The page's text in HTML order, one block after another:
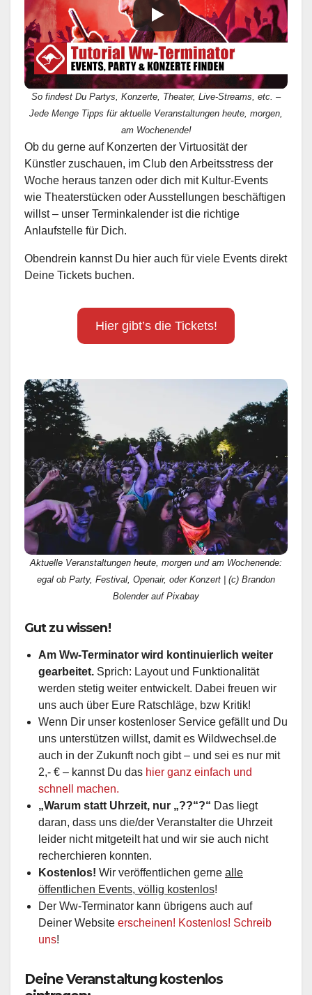
So findest Du Partys, Konzerte, Theater, Live-Streams, etc. –
Jede Menge Tipps für aktuelle Veranstaltungen heute, morgen,
am Wochenende!
Ob du gerne auf Konzerten der Virtuosität der
Künstler zuschauen, im Club den Arbeitsstress der
Woche heraus tanzen oder dich mit Kultur-Events
wie Theaterstücken oder Ausstellungen beschäftigen
willst – unser Terminkalender ist die richtige
Anlaufstelle für Dich.
Obendrein kannst Du hier auch für viele Events direkt
Deine Tickets buchen.
Hier gibt’s die Tickets!
Aktuelle Veranstaltungen heute, morgen und am Wochenende:
egal ob Party, Festival, Openair, oder Konzert | (c) Brandon
Bolender auf Pixabay
Gut zu wissen!
Am Ww-Terminator wird kontinuierlich weiter
gearbeitet. Sprich: Layout und Funktionalität
werden stetig weiter entwickelt. Dabei freuen wir
uns auch über Eure Ratschläge, bzw Kritik!
Wenn Dir unser kostenloser Service gefällt und Du
uns unterstützen willst, damit es Wildwechsel.de
auch in der Zukunft noch gibt – und sei es nur mit
2,- € – kannst Du das hier ganz einfach und
schnell machen.
„Warum statt Uhrzeit, nur „??“?“ Das liegt
daran, dass uns die/der Veranstalter die Uhrzeit
leider nicht mitgeteilt hat und wir sie auch nicht
recherchieren konnten.
Kostenlos! Wir veröffentlichen gerne alle
öffentlichen Events, völlig kostenlos!
Der Ww-Terminator kann übrigens auch auf
Deiner Website erscheinen! Kostenlos! Schreib
uns!
Deine Veranstaltung kostenlos